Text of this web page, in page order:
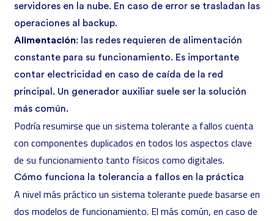
servidores en la nube. En caso de error se trasladan las
operaciones al backup.
Alimentación: las redes requieren de alimentación
constante para su funcionamiento. Es importante
contar electricidad en caso de caída de la red
principal. Un generador auxiliar suele ser la solución
más común.
Podría resumirse que un sistema tolerante a fallos cuenta
con componentes duplicados en todos los aspectos clave
de su funcionamiento tanto físicos como digitales.
Cómo funciona la tolerancia a fallos en la práctica
A nivel más práctico un sistema tolerante puede basarse en
dos modelos de funcionamiento. El más común, en caso de